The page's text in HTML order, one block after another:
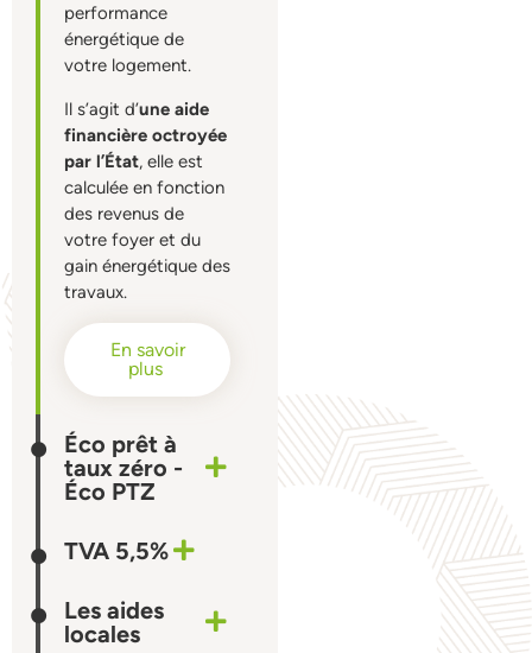
performance
énergétique de
votre logement.
Il s’agit d’une aide
financière octroyée
par l’État, elle est
calculée en fonction
des revenus de
votre foyer et du
gain énergétique des
travaux.
En savoir
plus
Éco prêt à
taux zéro -
Éco PTZ
TVA 5,5%
Les aides
locales